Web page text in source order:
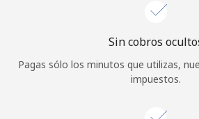
o
Sin cobros
Pagas sólo los minutos que utilizas,
impuestos.